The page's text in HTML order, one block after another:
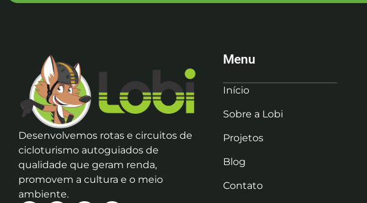
Desenvolvemos rotas e circuitos de
cicloturismo autoguiados de
qualidade que geram renda,
promovem a cultura e o meio
ambiente.
Menu
Início
Sobre a Lobi
Projetos
Blog
Contato